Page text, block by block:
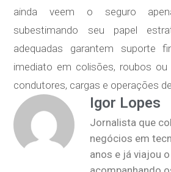
ainda veem o seguro
subestimando seu papel
adequadas garantem suporte
imediato em colisões, roubos ou
condutores, cargas e operações
Igor Lopes
Jornalista que
negócios em
anos e já viajou